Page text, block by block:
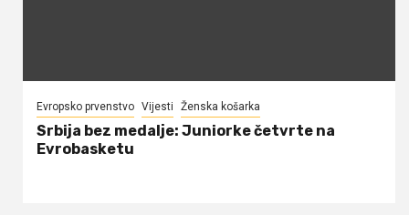
Evropsko prvenstvo Vijesti Ženska košarka
Srbija bez medalje: Juniorke četvrte na
Evrobasketu